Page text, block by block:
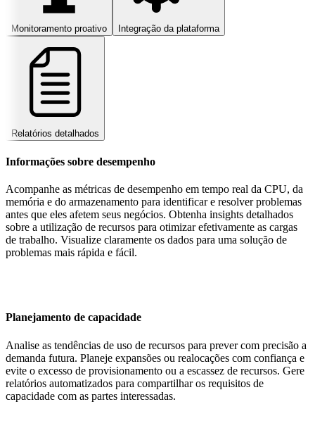
Monitoramento proativo Integração da plataforma
Relatórios detalhados
Informações sobre desempenho
Acompanhe as métricas de desempenho em tempo real da CPU, da
memória e do armazenamento para identificar e resolver problemas
antes que eles afetem seus negócios. Obtenha insights detalhados
sobre a utilização de recursos para otimizar efetivamente as cargas
de trabalho. Visualize claramente os dados para uma solução de
problemas mais rápida e fácil.
Planejamento de capacidade
Analise as tendências de uso de recursos para prever com precisão a
demanda futura. Planeje expansões ou realocações com confiança e
evite o excesso de provisionamento ou a escassez de recursos. Gere
relatórios automatizados para compartilhar os requisitos de
capacidade com as partes interessadas.